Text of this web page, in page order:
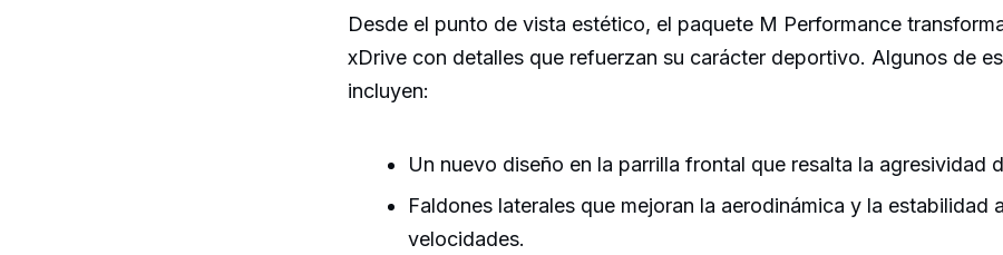
Desde el punto de vista estético, el paquete M Performance
xDrive con detalles que refuerzan su carácter deportivo. Algunos de
incluyen:
Un nuevo diseño en la parrilla frontal que resalta la agresividad
Faldones laterales que mejoran la aerodinámica y la estabilidad
velocidades.